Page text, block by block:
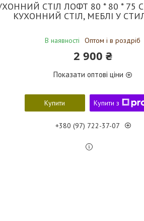
СТІЛ ЛОФТ 80 * 80 * 75
КУХОННИЙ СТІЛ, МЕБЛІ У
В наявності Оптом і в роздріб
2 900 ₴
Показати оптові ціни
Купити Купити з
+380 (97) 722-37-07